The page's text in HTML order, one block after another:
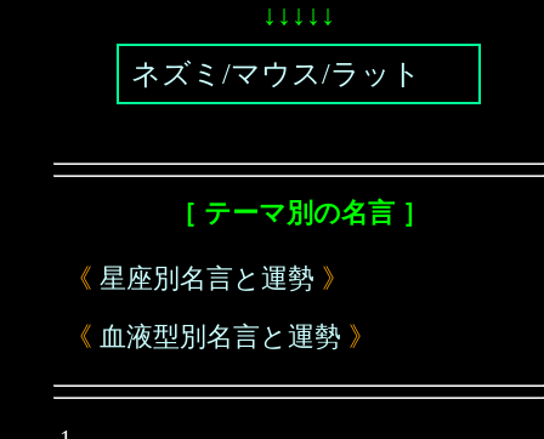
↓↓↓↓↓
ネズミ/マウス/ラット
［ テーマ別の名言 ］
《 星座別名言と運勢 》
《 血液型別名言と運勢 》